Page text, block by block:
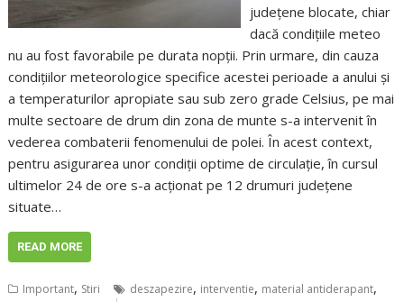
județene blocate, chiar
dacă condițiile meteo
nu au fost favorabile pe durata nopții. Prin urmare, din cauza
condițiilor meteorologice specifice acestei perioade a anului și
a temperaturilor apropiate sau sub zero grade Celsius, pe mai
multe sectoare de drum din zona de munte s-a intervenit în
vederea combaterii fenomenului de polei. În acest context,
pentru asigurarea unor condiţii optime de circulaţie, în cursul
ultimelor 24 de ore s-a acţionat pe 12 drumuri județene
situate…
READ MORE
Important, Stiri deszapezire, interventie, material antiderapant,